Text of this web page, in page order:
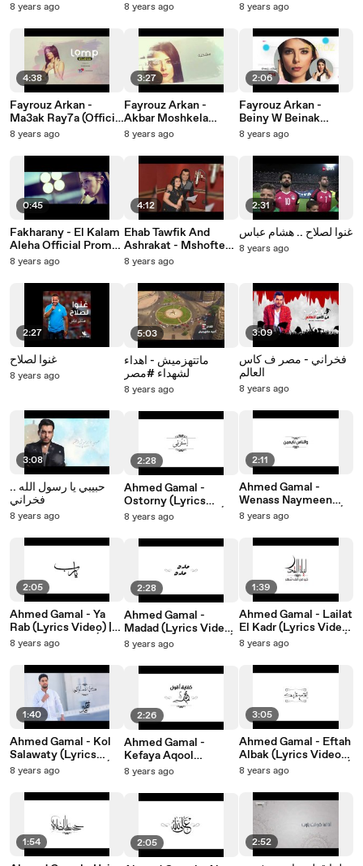
Lyrics Video) | فيروز
8 years ago
4:38
Fayrouz Arkan -
Ma3ak Ray7a (Official
Lyrics Video) | فيروز
8 years ago
0:45
Fakharany - El Kalam
Aleha Official Promo |
الكلام عليها - فخراني -
8 years ago
2:27
غنوا لصلاح
8 years ago
3:08
حبيبي يا رسول الله ..
فخراني
8 years ago
2:05
Ahmed Gamal - Ya
Rab (Lyrics Video) |
أحمد جمال - يارب -
8 years ago
1:40
Ahmed Gamal - Kol
Salawaty (Lyrics
Video) | أحمد جمال -
8 years ago
1:54
Lyrics Video) | فيروز
8 years ago
3:27
Fayrouz Arkan -
Akbar Moshkela
(Official Lyrics Video)
مشكلة
8 years ago
4:12
Ehab Tawfik And
Ashrakat - Mshoftesh
Zay Omy | ايهاب توفيق
زي امي
8 years ago
5:03
ماتتهزميش - اهداء
لشهداء #مصر
8 years ago
2:28
Ahmed Gamal -
Ostorny (Lyrics
Video) | أحمد جمال -
8 years ago
2:28
Ahmed Gamal -
Madad (Lyrics Video)
| أحمد جمال - مدد مدد -
8 years ago
2:26
Ahmed Gamal -
Kefaya Aqool
Mohamed (Lyrics
كفاية أقول محمد -
8 years ago
2:05
(Official Lyrics Video)
بيحسدوني عليك
8 years ago
2:06
Fayrouz Arkan -
Beiny W Beinak
Album Promo | فيروز
و بيني
8 years ago
2:31
غنوا لصلاح .. هشام عباس
8 years ago
3:09
فخراني - مصر ف كاس
العالم
8 years ago
2:11
Ahmed Gamal -
Wenass Naymeen
(Lyrics Video) | أحمد
كلمات
8 years ago
1:39
Ahmed Gamal - Lailat
El Kadr (Lyrics Video)
| أحمد جمال - ليلة القدر
8 years ago
3:05
Ahmed Gamal - Eftah
Albak (Lyrics Video) |
أحمد جمال - إفتح قلبك -
8 years ago
2:52